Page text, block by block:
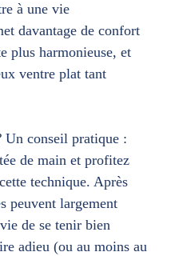
à une vie
davantage de confort
plus harmonieuse, et
ventre plat tant
Un conseil pratique :
de main et profitez
technique. Après
peuvent largement
de se tenir bien
adieu (ou au moins au